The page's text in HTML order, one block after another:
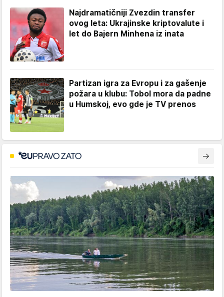
Najdramatičniji Zvezdin transfer
ovog leta: Ukrajinske kriptovalute i
let do Bajern Minhena iz inata
Partizan igra za Evropu i za gašenje
požara u klubu: Tobol mora da padne
u Humskoj, evo gde je TV prenos